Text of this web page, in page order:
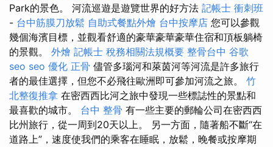
Park的景色。 河流巡遊是遊覽世界的好方法 記帳士 衝刺班
- 台中筋膜刀放鬆 自助式餐點外燴 台中按摩店 您可以參觀
幾個海濱目標，並觀看舒適的豪華豪華豪華住宿和頂板躺椅
的景觀。 外燴 記帳士 稅務相關法規概要 整骨台中 谷歌
seo seo 優化 正骨 儘管多瑙河和萊茵河等河流是許多旅行
者的最佳選擇，但您不必飛往歐洲即可參加河流之旅。 竹
北整復推拿 在密西西比河之旅中發現一些標誌性的景點和
最喜歡的城市。 台中 整骨 有一些主要的郵輪公司在密西西
比州旅行，從一周到20天以上。 另一方面，隨著船不斷“在
道路上”，速度使我們的乘客在睡眠，放鬆，晚餐或按摩期